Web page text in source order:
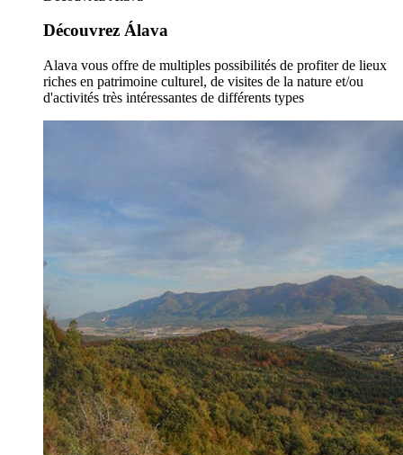
Découvrez Álava
Alava vous offre de multiples possibilités de profiter de lieux
riches en patrimoine culturel, de visites de la nature et/ou
d'activités très intéressantes de différents types